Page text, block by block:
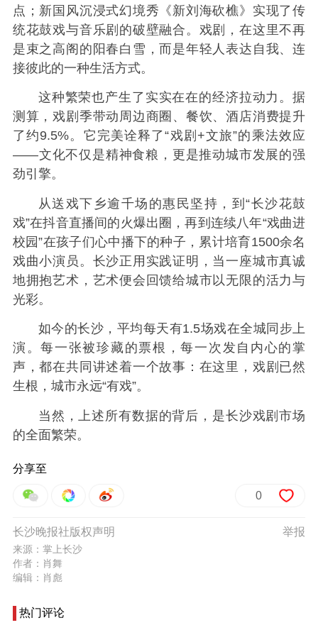
点；新国风沉浸式幻境秀《新刘海砍樵》实现了传
统花鼓戏与音乐剧的破壁融合。戏剧，在这里不再
是束之高阁的阳春白雪，而是年轻人表达自我、连
接彼此的一种生活方式。
这种繁荣也产生了实实在在的经济拉动力。据
测算，戏剧季带动周边商圈、餐饮、酒店消费提升
了约9.5%。它完美诠释了“戏剧+文旅”的乘法效应
——文化不仅是精神食粮，更是推动城市发展的强
劲引擎。
从送戏下乡逾千场的惠民坚持，到“长沙花鼓
戏”在抖音直播间的火爆出圈，再到连续八年“戏曲进
校园”在孩子们心中播下的种子，累计培育1500余名
戏曲小演员。长沙正用实践证明，当一座城市真诚
地拥抱艺术，艺术便会回馈给城市以无限的活力与
光彩。
如今的长沙，平均每天有1.5场戏在全城同步上
演。每一张被珍藏的票根，每一次发自内心的掌
声，都在共同讲述着一个故事：在这里，戏剧已然
生根，城市永远“有戏”。
当然，上述所有数据的背后，是长沙戏剧市场
的全面繁荣。
分享至
0
举报
长沙晚报社版权声明
来源：掌上长沙
作者：肖舞
编辑：肖彪
热门评论